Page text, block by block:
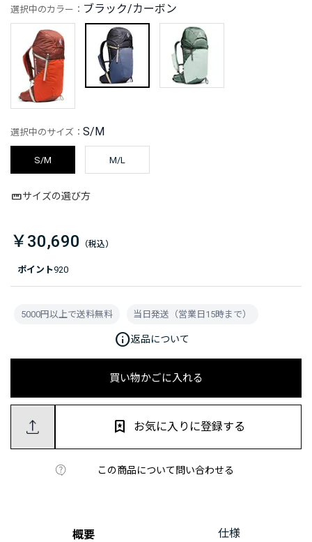
ポイント920
選択中のカラー： ブラック/カーボン
選択中のサイズ： S/M
S/M M/L
サイズの選び方
￥30,690
買い物かごに入れる
この商品について問い合わせる
お気に入りに登録する
5000円以上で送料無料 当日発送（営業日15時まで）
info返品について
概要 仕様